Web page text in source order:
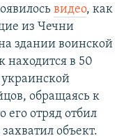
видео, как
из Чечни
здании воинской
находится в 50
украинской
обращаясь к
его отряд отбил
объект.